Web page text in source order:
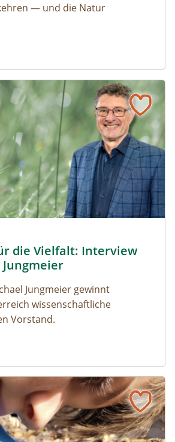
— und die Natur
Daten für die Vielfalt: Interview mit
Daten für die Vielfalt: Interview mit
die Vielfalt: Interview
Jungmeier gewinnt
wissenschaftliche
Vorstand.
Interview mit Michael Jungmeier
Kinder, Eicheln und ein bunter